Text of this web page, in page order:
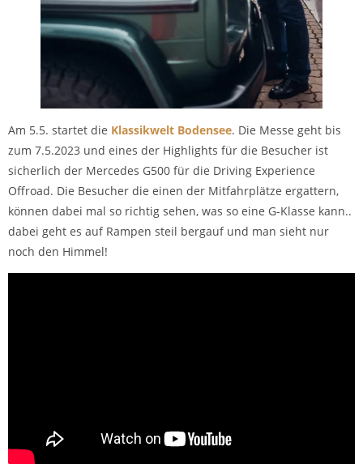
Am 5.5. startet die Klassikwelt Bodensee. Die Messe geht bis
zum 7.5.2023 und eines der Highlights für die Besucher ist
sicherlich der Mercedes G500 für die Driving Experience
Offroad. Die Besucher die einen der Mitfahrplätze ergattern,
können dabei mal so richtig sehen, was so eine G-Klasse kann..
dabei geht es auf Rampen steil bergauf und man sieht nur
noch den Himmel!